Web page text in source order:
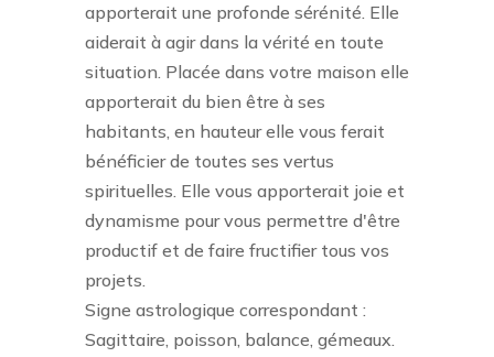
apporterait une profonde sérénité. Elle
aiderait à agir dans la vérité en toute
situation. Placée dans votre maison elle
apporterait du bien être à ses
habitants, en hauteur elle vous ferait
bénéficier de toutes ses vertus
spirituelles. Elle vous apporterait joie et
dynamisme pour vous permettre d'être
productif et de faire fructifier tous vos
projets.
Signe astrologique correspondant :
Sagittaire, poisson, balance, gémeaux.